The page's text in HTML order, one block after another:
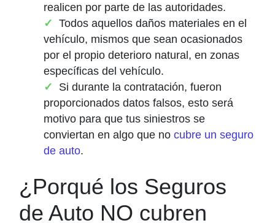
realicen por parte de las autoridades.
Todos aquellos daños materiales en el
vehículo, mismos que sean ocasionados
por el propio deterioro natural, en zonas
específicas del vehículo.
Si durante la contratación, fueron
proporcionados datos falsos, esto será
motivo para que tus siniestros se
conviertan en algo que no cubre un seguro
de auto.
¿Porqué los Seguros
de Auto NO cubren